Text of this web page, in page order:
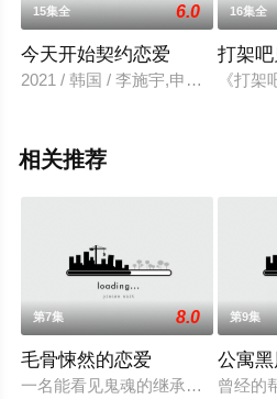
15集全 6.0
今天开始契约恋爱
2021 / 韩国 / 李施宇,申贤胜,崔裕
16集全
打架
《打
相关推荐
第7集 8.0
毛骨悚然的恋爱
一名能看见鬼魂的继承人与一名王
第9集
公寓
曾经的